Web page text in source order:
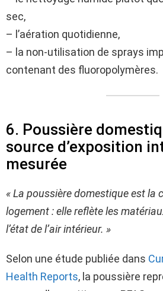
sec,
– l’aération quotidienne,
– la non-utilisation de sprays
contenant des fluoropolymères.
6. Poussière
source d’exposition
mesurée
« La poussière domestique est la
logement : elle reflète les
l’état de l’air intérieur. »
Selon une étude publiée dans
Health Reports, la poussière